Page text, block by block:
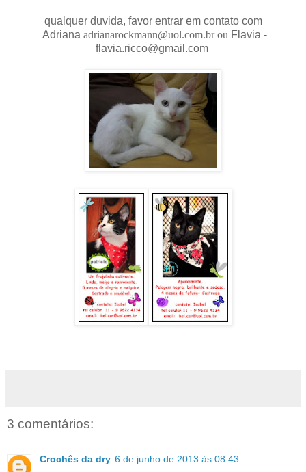
qualquer duvida, favor entrar em contato com
Adriana adrianarockmann@uol.com.br ou Flavia -
flavia.ricco@gmail.com
3 comentários:
Crochês da dry 6 de junho de 2013 às 08:43